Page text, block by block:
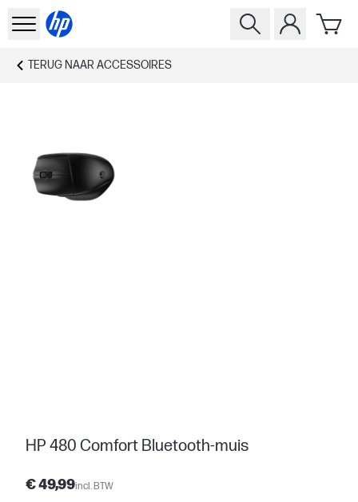
TERUG NAAR ACCESSOIRES
HP 480 Comfort Bluetooth-muis
€ 49,99incl. BTW